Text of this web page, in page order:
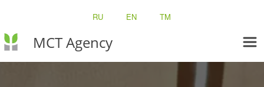
RU EN TM
MCT Agency